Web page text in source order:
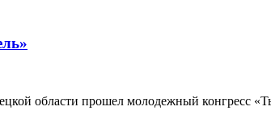
области прошел молодежный конгресс